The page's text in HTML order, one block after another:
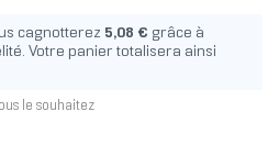
cagnotterez 5,08 € grâce à
Votre panier totalisera ainsi
le souhaitez